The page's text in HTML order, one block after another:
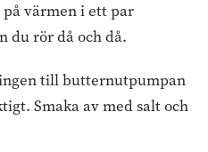
värmen i ett par
du rör då och då.
till butternutpumpan
Smaka av med salt och